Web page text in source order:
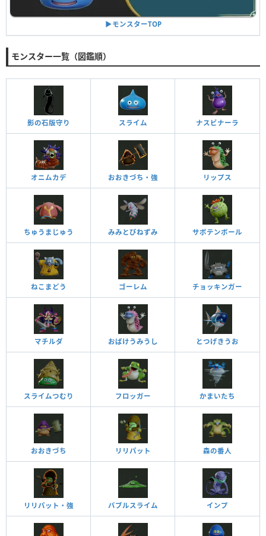
▶︎モンスターTOP
モンスター一覧（図鑑順）
影の石版守り スライム ナスビナーラ
オニムカデ おおきづち・強 リップス
ちゅうまじゅう みみとびねずみ サボテンボール
ねこまどう ゴーレム チョッキンガー
マチルダ おばけうみうし とつげきうお
スライムつむり フロッガー かまいたち
おおきづち リリパット 森の番人
リリパット・強 バブルスライム インプ